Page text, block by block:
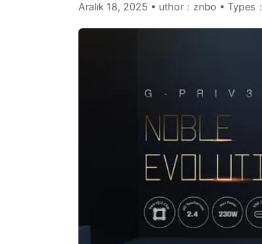
Aralık 18, 2025 • uthor：znbo • Types：